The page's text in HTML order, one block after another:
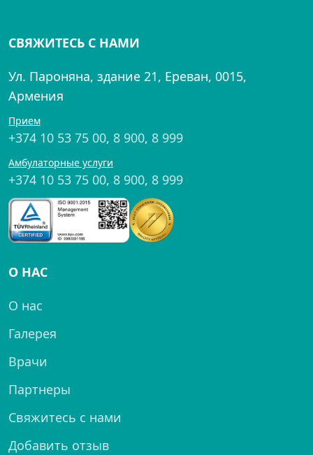
СВЯЖИТЕСЬ С НАМИ
Ул. Пароняна, здание 21, Ереван, 0015,
Армения
Прием
+374 10 53 75 00, 8 900, 8 999
Амбулаторные услуги
+374 10 53 75 00, 8 900, 8 999
О НАС
О нас
Галерея
Врачи
Партнеры
Свяжитесь с нами
Добавить отзыв